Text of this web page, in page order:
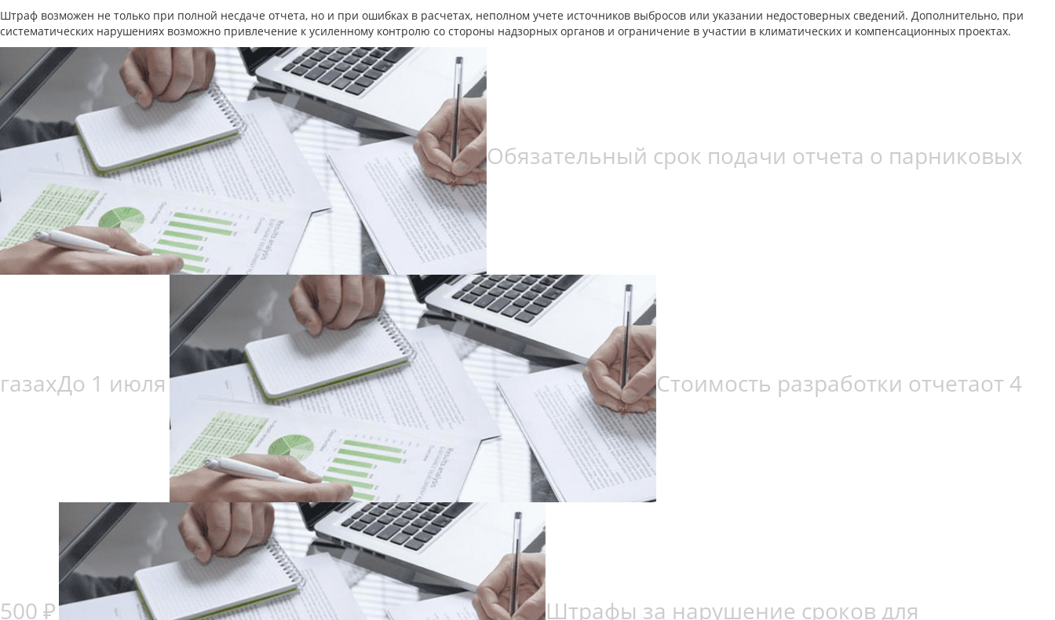
Штраф возможен не только при полной несдаче отчета, но и при ошибках в расчетах, неполном учете источников выбросов или указании недостоверных сведений. Дополнительно, при
систематических нарушениях возможно привлечение к усиленному контролю со стороны надзорных органов и ограничение в участии в климатических и компенсационных проектах.
Обязательный срок подачи отчета о парниковых
газахДо 1 июля Стоимость разработки отчетаот 4
500 ₽ Штрафы за нарушение сроков для